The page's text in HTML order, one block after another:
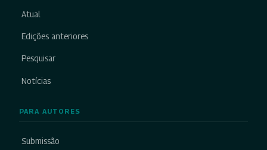
Atual
Edições anteriores
Pesquisar
Notícias
PARA AUTORES
Submissão